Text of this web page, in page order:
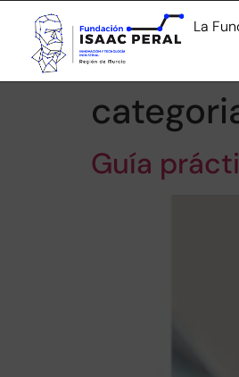
La
Guía